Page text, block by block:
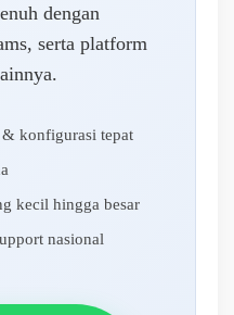
dengan
serta platform
konfigurasi tepat
kecil hingga besar
nasional